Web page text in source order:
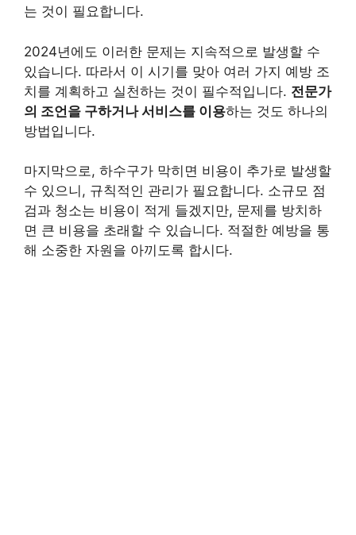
는 것이 필요합니다.
2024년에도 이러한 문제는 지속적으로 발생할 수
있습니다. 따라서 이 시기를 맞아 여러 가지 예방 조
치를 계획하고 실천하는 것이 필수적입니다. 전문가
의 조언을 구하거나 서비스를 이용하는 것도 하나의
방법입니다.
마지막으로, 하수구가 막히면 비용이 추가로 발생할
수 있으니, 규칙적인 관리가 필요합니다. 소규모 점
검과 청소는 비용이 적게 들겠지만, 문제를 방치하
면 큰 비용을 초래할 수 있습니다. 적절한 예방을 통
해 소중한 자원을 아끼도록 합시다.